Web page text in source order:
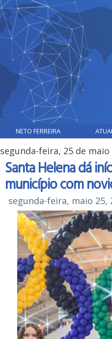
NETO FERREIRA
segunda-feira, 25 de maio
Santa Helena dá
município com
segunda-feira, maio 25,